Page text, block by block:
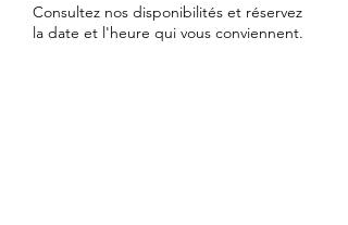
Consultez nos disponibilités et réservez
la date et l'heure qui vous conviennent.